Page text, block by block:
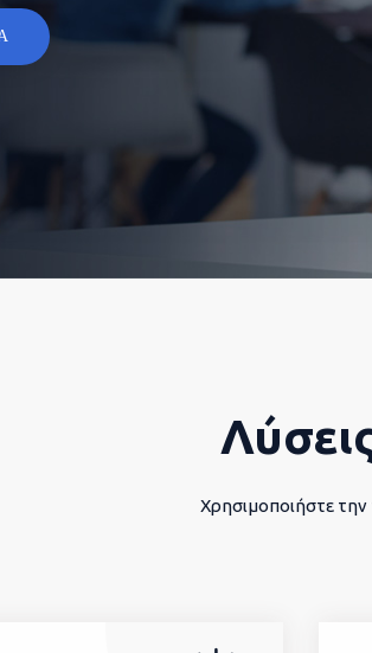
Χρησιμοποιήστε